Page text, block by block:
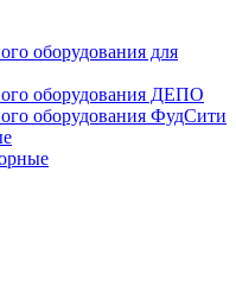
оборудования для
оборудования ДЕПО
оборудования ФудСити